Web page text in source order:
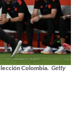
Colombia. Getty